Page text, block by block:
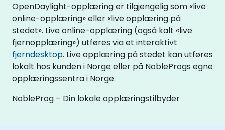
OpenDaylight-opplæring er tilgjengelig som «live
online-opplæring» eller «live opplæring på
stedet». Live online-opplæring (også kalt «live
fjernopplæring») utføres via et interaktivt
fjerndesktop. Live opplæring på stedet kan utføres
lokalt hos kunden i Norge eller på NobleProgs egne
opplæringssentra i Norge.
NobleProg – Din lokale opplæringstilbyder